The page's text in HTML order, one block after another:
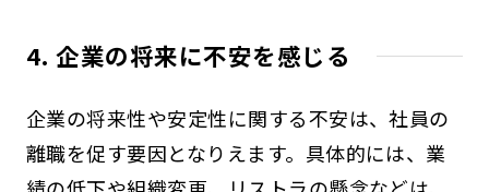
4. 企業の将来に不安を感じる
企業の将来性や安定性に関する不安は、社員の
離職を促す要因となりえます。具体的には、業